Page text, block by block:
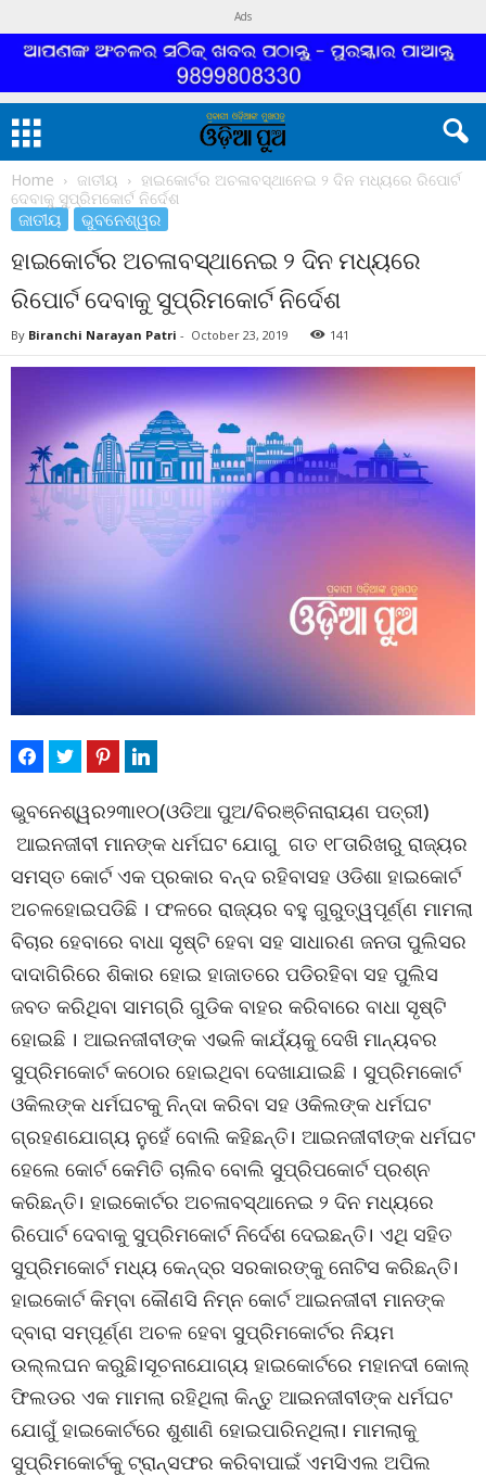
Ads
Home ଜାତୀୟ
ହାଇକୋର୍ଟର ଅଚଳାବସ୍ଥାନେଇ ୨ ଦିନ ମଧ୍ୟରେ ରିପୋର୍ଟ
ଦେବାକୁ ସୁପ୍ରିମକୋର୍ଟ ନିର୍ଦେଶ
ଜାତୀୟ ଭୁବନେଶ୍ୱର
ହାଇକୋର୍ଟର ଅଚଳାବସ୍ଥାନେଇ ୨ ଦିନ ମଧ୍ୟରେ
ରିପୋର୍ଟ ଦେବାକୁ ସୁପ୍ରିମକୋର୍ଟ ନିର୍ଦେଶ
By Biranchi Narayan Patri - October 23, 2019 141
ଭୁବନେଶ୍ୱର୨୩ା୧୦(ଓଡିଆ ପୁଅ/ବିରଞ୍ଚିନାରାୟଣ ପତ୍ରୀ)
ଆଇନଜୀବୀ ମାନଙ୍କ ଧର୍ମଘଟ ଯୋଗୁ ଗତ ୧୮ତାରିଖରୁ ରାଜ୍ୟର
ସମସ୍ତ କୋର୍ଟ ଏକ ପ୍ରକାର ବନ୍ଦ ରହିବାସହ ଓଡିଶା ହାଇକୋର୍ଟ
ଅଚଳହୋଇପଡିଛି । ଫଳରେ ରାଜ୍ୟର ବହୁ ଗୁରୁତ୍ୱପୂର୍ଣ୍ଣ ମାମଲା
ବିଚାର ହେବାରେ ବାଧା ସୃଷ୍ଟି ହେବା ସହ ସାଧାରଣ ଜନତା ପୁଲିସର
ଦାଦାଗିରିରେ ଶିକାର ହୋଇ ହାଜାତରେ ପଡିରହିବା ସହ ପୁଲିସ
ଜବତ କରିଥିବା ସାମଗ୍ରି ଗୁଡିକ ବାହର କରିବାରେ ବାଧା ସୃଷ୍ଟି
ହୋଇଛି । ଆଇନଜୀବୀଙ୍କ ଏଭଳି କାଯ୍ୟଁକୁ ଦେଖି ମାନ୍ୟବର
ସୁପ୍ରିମକୋର୍ଟ କଠୋର ହୋଇଥିବା ଦେଖାଯାଇଛି । ସୁପ୍ରିମକୋର୍ଟ
ଓକିଲଙ୍କ ଧର୍ମଘଟକୁ ନିନ୍ଦା କରିବା ସହ ଓକିଲଙ୍କ ଧର୍ମଘଟ
ଗ୍ରହଣଯୋଗ୍ୟ ନୁହେଁ ବୋଲି କହିଛନ୍ତି। ଆଇନଜୀବୀଙ୍କ ଧର୍ମଘଟ
ହେଲେ କୋର୍ଟ କେମିତି ଚାଲିବ ବୋଲି ସୁପ୍ରିପକୋର୍ଟ ପ୍ରଶ୍ନ
କରିଛନ୍ତି। ହାଇକୋର୍ଟର ଅଚଳାବସ୍ଥାନେଇ ୨ ଦିନ ମଧ୍ୟରେ
ରିପୋର୍ଟ ଦେବାକୁ ସୁପ୍ରିମକୋର୍ଟ ନିର୍ଦେଶ ଦେଇଛନ୍ତି। ଏଥି ସହିତ
ସୁପ୍ରିମକୋର୍ଟ ମଧ୍ୟ କେନ୍ଦ୍ର ସରକାରଙ୍କୁ ନୋଟିସ କରିଛନ୍ତି।
ହାଇକୋର୍ଟ କିମ୍ବା କୌଣସି ନିମ୍ନ କୋର୍ଟ ଆଇନଜୀବୀ ମାନଙ୍କ
ଦ୍ବାରା ସମ୍ପୂର୍ଣ୍ଣ ଅଚଳ ହେବା ସୁପ୍ରିମକୋର୍ଟର ନିୟମ
ଉଲ୍ଲଘନ କରୁଛି।ସୂଚନାଯୋଗ୍ୟ ହାଇକୋର୍ଟରେ ମହାନଦୀ କୋଲ୍
ଫିଲଡର ଏକ ମାମଲା ରହିଥିଲା କିନ୍ତୁ ଆଇନଜୀବୀଙ୍କ ଧର୍ମଘଟ
ଯୋଗୁଁ ହାଇକୋର୍ଟରେ ଶୁଶାଣି ହୋଇପାରିନଥିଲା। ମାମଲାକୁ
ସୁପ୍ରିମକୋର୍ଟକୁ ଟ୍ରାନ୍ସଫର କରିବାପାଇଁ ଏମସିଏଲ ଅପିଲ